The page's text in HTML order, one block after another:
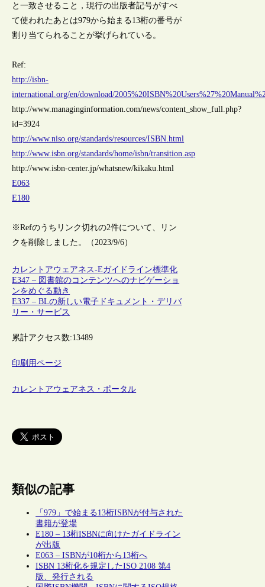
と一致させること，現行の出版者記号がすべ
て使われたあとは979から始まる13桁の番号が
割り当てられることが挙げられている。
Ref:
http://isbn-
international.org/en/download/
http://www.managinginformation.com/news/content_show_full.php?
id=3924
http://www.niso.org/standards/resources/ISBN.html
http://www.isbn.org/standards/home/isbn/transition.asp
http://www.isbn-center.jp/whatsnew/kikaku.html
E063
E180
※Refのうちリンク切れの2件について、リン
クを削除しました。（2023/9/6）
カレントアウェアネス-Eガイドライン標準化
E347 – 図書館のコンテンツへのナビゲーショ
ンをめぐる動き
E337 – BLの新しい電子ドキュメント・デリバ
リー・サービス
累計アクセス数:13489
印刷用ページ
カレントアウェアネス・ポータル
類似の記事
「979」で始まる13桁ISBNが付与された
書籍が登場
E180 – 13桁ISBNに向けたガイドライン
が出版
E063 – ISBNが10桁から13桁へ
ISBN 13桁化を規定したISO 2108 第4
版、発行される